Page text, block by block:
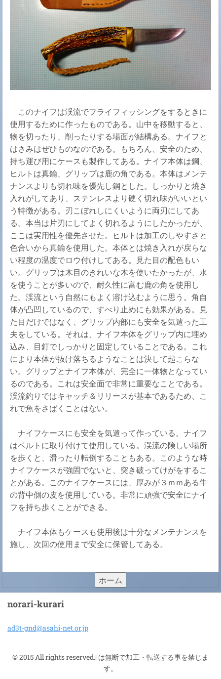
このナイフは渓流でフライフィッシングをするときに
使用するために作ったものである。山中を移動すると、
物を切ったり、削ったりする場面が結構ある。ナイフと
はさみはぜひものなのである。もちろん、安全のため、
持ち運び用にケースも製作してある。ナイフ本体は鋼、
ヒルトは真鍮、グリップは鹿の角である。本体はメンテ
ナンスよりも切れ味を優先し鋼とした。しっかりと焼き
入れがしてあり、ステンレスより硬く切れ味がいいとい
う特徴がある。刃こぼれしにくいように両刃にしてあ
る。本当は片刃にしてよく切れるようにしたかったが、
ここは実用性を優先させた。ヒルトは加工のしやすさと
色合いから真鍮を使用した。本体とは焼き入れが戻らな
い程度の温度でロウ付けしてある。見た目の配色もい
い。グリップは木目のきれいな木を使いたかったが、水
を使うことが多いので、耐久性に富む鹿の角を使用し
た。渓流という自然にもよく溶け込むように思う。角自
体が凸凹しているので、すべり止めにも効果がある。見
た目だけではなく、グリップ内部にも安全を気遣った工
夫をしている。それは、ナイフ本体をグリップ内に埋め
込み、目釘でしっかりと固定していることである。これ
により本体が抜け落ちるようなことは決して起こらな
い。グリップとナイフ本体が、完全に一体物となってい
るのである。これは安全面で非常に重要なことである。
渓流釣りではキャッチ＆リリースが基本であるため、こ
れで魚をさばくことはない。
ナイフケースにも安全を気遣って作っている。ナイフ
はベルトに取り付けて使用している。渓流の険しい場所
を歩くと、滑ったり転倒することもある。このような時
ナイフケースが強固でないと、突き破ってけがをするこ
とがある。このナイフケースには、厚みが３ｍｍある牛
の背中側の皮を使用している。非常に頑強で安全にナイ
フを持ち歩くことができる。
ナイフ本体もケースも使用後は十分なメンテナンスを
施し、次回の使用まで安全に保管してある。
ホーム
norari-kurari
ad3t-gnd@asahi-net.or.jp
© 2015 All rights reserved.| は無断で加工・転送する事を禁じま
す。